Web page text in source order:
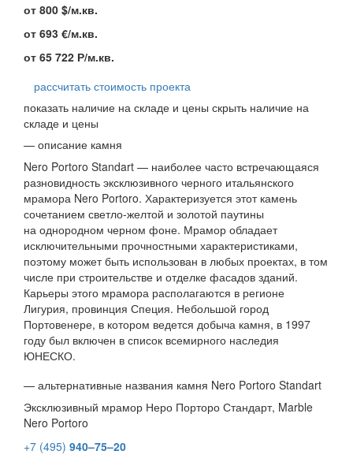
от 800 $/м.кв.
от 693 €/м.кв.
от 65 722 Р/м.кв.
рассчитать стоимость проекта
показать наличие на складе и цены скрыть наличие на
складе и цены
— описание камня
Nero Portoro Standart — наиболее часто встречающаяся
разновидность эксклюзивного черного итальянского
мрамора Nero Portoro. Характеризуется этот камень
сочетанием светло-желтой и золотой паутины
на однородном черном фоне. Мрамор обладает
исключительными прочностными характеристиками,
поэтому может быть использован в любых проектах, в том
числе при строительстве и отделке фасадов зданий.
Карьеры этого мрамора располагаются в регионе
Лигурия, провинция Специя. Небольшой город
Портовенере, в котором ведется добыча камня, в 1997
году был включен в список всемирного наследия
ЮНЕСКО.
— альтернативные названия камня Nero Portoro Standart
Эксклюзивный мрамор Неро Порторо Стандарт, Marble
Nero Portoro
+7 (495) 940–75–20